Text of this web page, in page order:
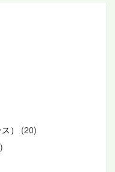
）
(20)